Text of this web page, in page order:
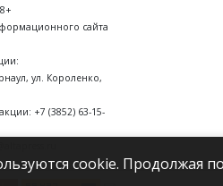
сайта
, ул. Короленко,
+7 (3852) 63-15-
cookie. Продолжая